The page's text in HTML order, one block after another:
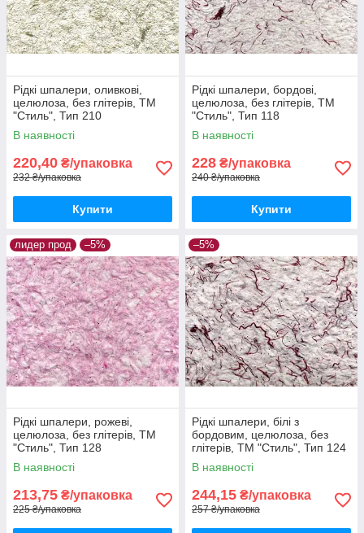
Рідкі шпалери, оливкові,
целюлоза, без глітерів, ТМ
"Стиль", Тип 210
В наявності
220,40 ₴/упаковка
232 ₴/упаковка
Купити
Рідкі шпалери, бордові,
целюлоза, без глітерів, ТМ
"Стиль", Тип 118
В наявності
228 ₴/упаковка
240 ₴/упаковка
Купити
лидер прод –5%
Рідкі шпалери, рожеві,
целюлоза, без глітерів, ТМ
"Стиль", Тип 128
В наявності
213,75 ₴/упаковка
225 ₴/упаковка
–5%
Рідкі шпалери, білі з
бордовим, целюлоза, без
глітерів, ТМ "Стиль", Тип 124
В наявності
244,15 ₴/упаковка
257 ₴/упаковка